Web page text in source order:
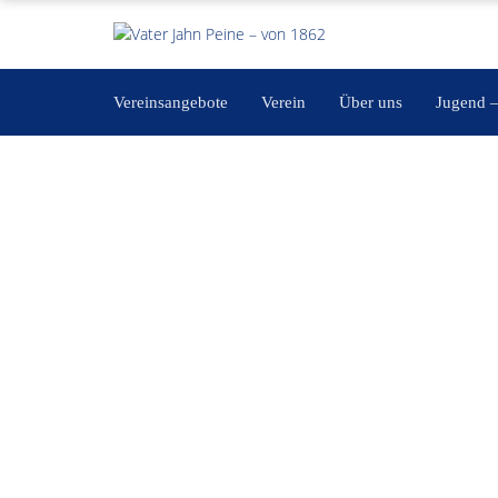
Vereinsangebote Verein Über uns Jugend